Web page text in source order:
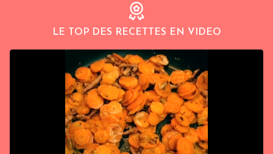
LE TOP DES RECETTES EN VIDEO